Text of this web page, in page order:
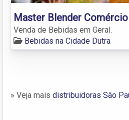
Master Blender
Venda de Bebidas em Geral.
Bebidas na Cidade Dutra
» Veja mais distribuidoras São